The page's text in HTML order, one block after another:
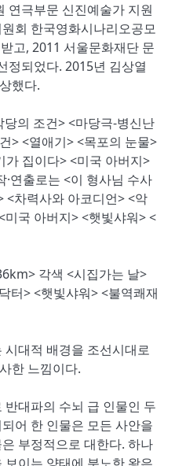
연극부문 신진예술가 지원
회 한국영화시나리오공모
고, 2011 서울문화재단 문
정되었다. 2015년 김상열
했다.
의 조건> <마당극-병신난
> <열애기> <목포의 눈물>
집이다> <미국 아버지>
연출로는 <이 형사님 수사
<차력사와 아코디언> <악
국 아버지> <햇빛샤워> <
각색 <시집가는 날>
터> <햇빛샤워> <불역쾌재
대적 배경을 조선시대로
한 느낌이다.
대파의 수뇌 급 인물인 두
어 한 인물은 모든 사안을
부정적으로 대한다. 하나